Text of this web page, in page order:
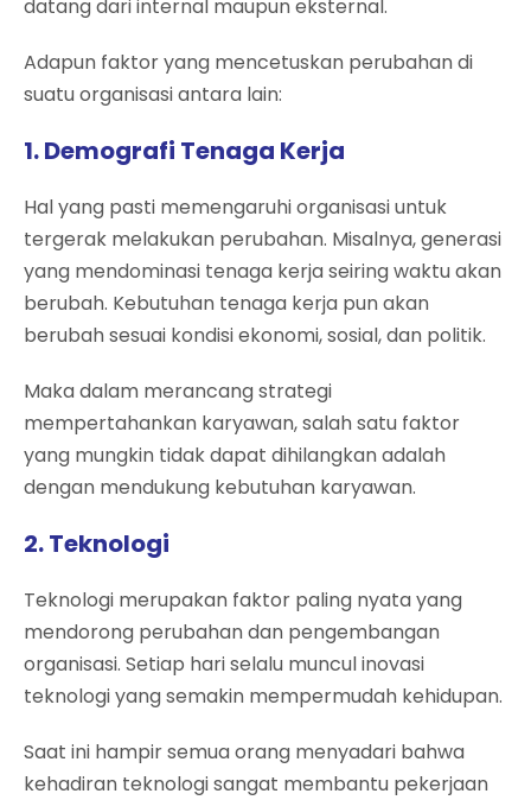
datang dari internal maupun eksternal.
Adapun faktor yang mencetuskan perubahan di
suatu organisasi antara lain:
1. Demografi Tenaga Kerja
Hal yang pasti memengaruhi organisasi untuk
tergerak melakukan perubahan. Misalnya, generasi
yang mendominasi tenaga kerja seiring waktu akan
berubah. Kebutuhan tenaga kerja pun akan
berubah sesuai kondisi ekonomi, sosial, dan politik.
Maka dalam merancang strategi
mempertahankan karyawan, salah satu faktor
yang mungkin tidak dapat dihilangkan adalah
dengan mendukung kebutuhan karyawan.
2. Teknologi
Teknologi merupakan faktor paling nyata yang
mendorong perubahan dan pengembangan
organisasi. Setiap hari selalu muncul inovasi
teknologi yang semakin mempermudah kehidupan.
Saat ini hampir semua orang menyadari bahwa
kehadiran teknologi sangat membantu pekerjaan